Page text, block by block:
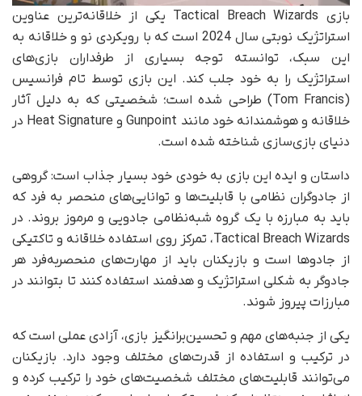
بازی Tactical Breach Wizards یکی از خلاقانه‌ترین عناوین
استراتژیک نوبتی سال 2024 است که با رویکردی نو و خلاقانه به
این سبک، توانسته توجه بسیاری از طرفداران بازی‌های
استراتژیک را به خود جلب کند. این بازی توسط تام فرانسیس
(Tom Francis) طراحی شده است؛ شخصیتی که به دلیل آثار
خلاقانه و هوشمندانه خود مانند Gunpoint و Heat Signature در
دنیای بازی‌سازی شناخته شده است.
داستان و ایده این بازی به خودی خود بسیار جذاب است: گروهی
از جادوگران نظامی با قابلیت‌ها و توانایی‌های منحصر به فرد که
باید به مبارزه با یک گروه شبه‌نظامی جادویی و مرموز بروند. در
Tactical Breach Wizards، تمرکز روی استفاده خلاقانه و تاکتیکی
از جادوها است و بازیکنان باید از مهارت‌های منحصربه‌فرد هر
جادوگر به شکلی استراتژیک و هدفمند استفاده کنند تا بتوانند در
مبارزات پیروز شوند.
یکی از جنبه‌های مهم و تحسین‌برانگیز بازی، آزادی عملی است که
در ترکیب و استفاده از قدرت‌های مختلف وجود دارد. بازیکنان
می‌توانند قابلیت‌های مختلف شخصیت‌های خود را ترکیب کرده و